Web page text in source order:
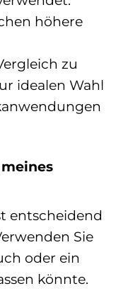
höhere
zu
idealen Wahl
entscheidend
Sie
oder ein
könnte.